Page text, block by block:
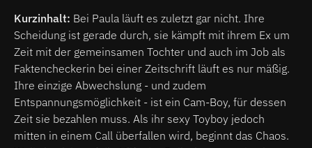
Kurzinhalt: Bei Paula läuft es zuletzt gar nicht. Ihre
Scheidung ist gerade durch, sie kämpft mit ihrem Ex um
Zeit mit der gemeinsamen Tochter und auch im Job als
Faktencheckerin bei einer Zeitschrift läuft es nur mäßig.
Ihre einzige Abwechslung - und zudem
Entspannungsmöglichkeit - ist ein Cam-Boy, für dessen
Zeit sie bezahlen muss. Als ihr sexy Toyboy jedoch
mitten in einem Call überfallen wird, beginnt das Chaos.